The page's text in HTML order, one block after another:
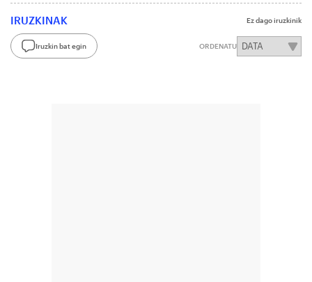
IRUZKINAK Ez dago iruzkinik
Iruzkin bat egin ORDENATU